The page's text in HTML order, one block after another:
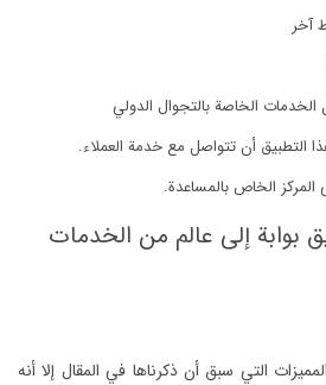
آخر
الخاصة بالتجوال الدولي
التطبيق أن تتواصل مع خدمة العملاء.
الخاص بالمساعدة.
بوابة إلى عالم من الخدمات
التي سبق أن ذكرناها في المقال إلا أنه